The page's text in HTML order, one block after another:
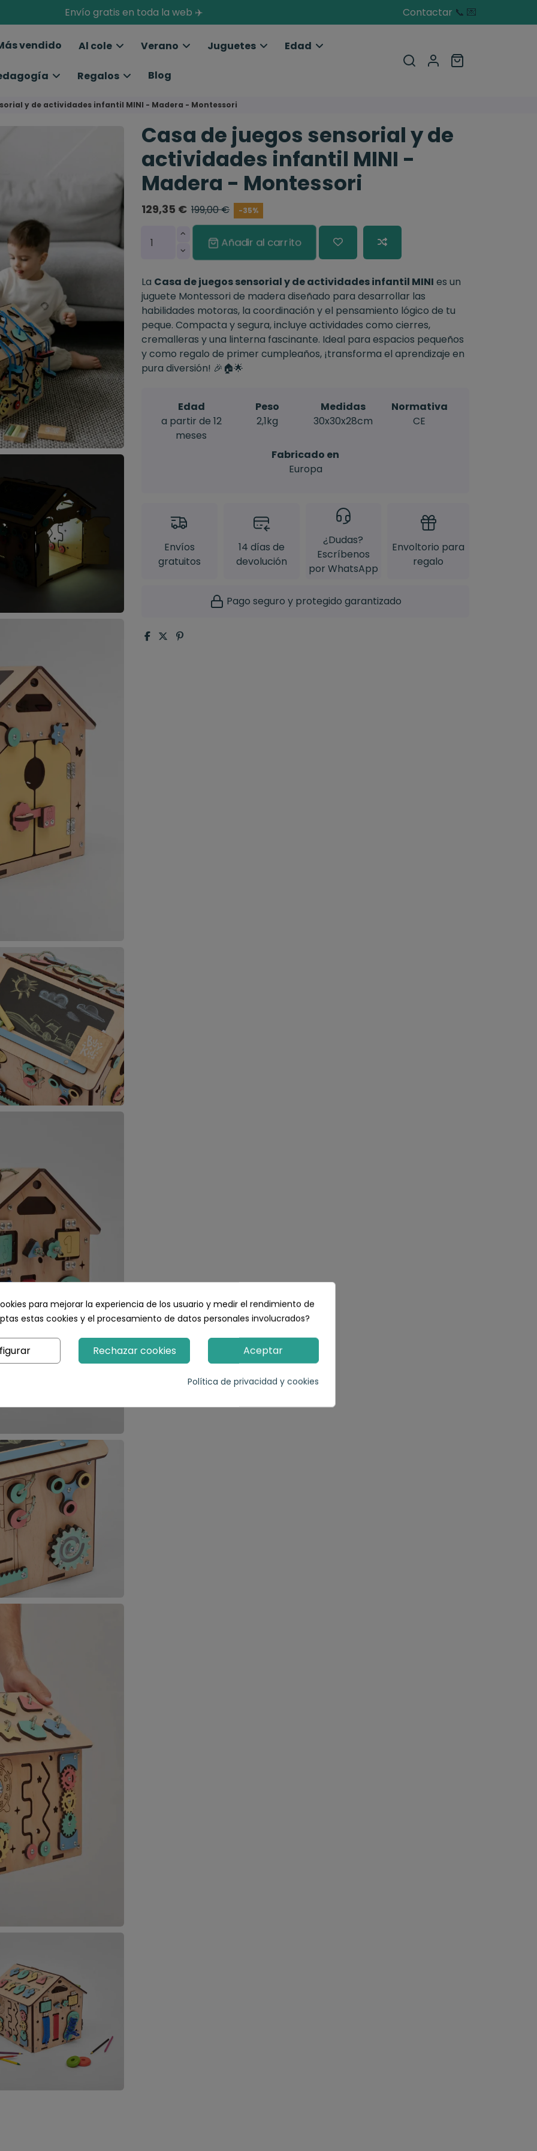
Envío gratis en toda la web ✈️ Contactar 📞 💌
vendido Al cole Verano Juguetes Edad
Regalos Blog
y de actividades infantil MINI - Madera - Montessori
Casa de juegos sensorial y de
actividades infantil MINI -
Madera - Montessori
129,35 € 199,00 € -35%
Añadir al carrito
La Casa de juegos sensorial y de actividades infantil MINI es un
juguete Montessori de madera diseñado para desarrollar las
habilidades motoras, la coordinación y el pensamiento lógico de tu
peque. Compacta y segura, incluye actividades como cierres,
cremalleras y una linterna fascinante. Ideal para espacios pequeños
y como regalo de primer cumpleaños, ¡transforma el aprendizaje en
pura diversión! 🎉🏠🌟
Edad
a partir de 12
meses
Peso
2,1kg
Medidas
30x30x28cm
Normativa
CE
Fabricado en
Europa
Envíos
gratuitos
14 días de
devolución
¿Dudas?
Escríbenos
por WhatsApp
Envoltorio para
regalo
Pago seguro y protegido garantizado
para mejorar la experiencia de los usuario y medir el rendimiento de
estas cookies y el procesamiento de datos personales involucrados?
Aceptar
Rechazar cookies
Política de privacidad y cookies